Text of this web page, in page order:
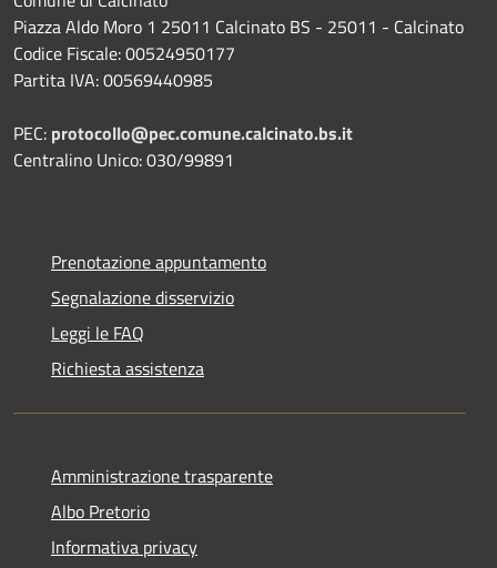
Piazza Aldo Moro 1 25011 Calcinato BS - 25011 - Calcinato
Codice Fiscale: 00524950177
Partita IVA: 00569440985
PEC: protocollo@pec.comune.calcinato.bs.it
Centralino Unico: 030/99891
Prenotazione appuntamento
Segnalazione disservizio
Leggi le FAQ
Richiesta assistenza
Amministrazione trasparente
Albo Pretorio
Informativa privacy